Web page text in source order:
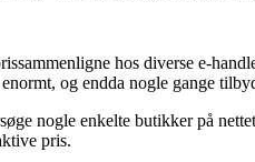
hos diverse e-
og endda nogle gange
nogle enkelte butikker på
pris.